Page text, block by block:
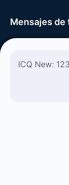
Mensajes
ICQ New: